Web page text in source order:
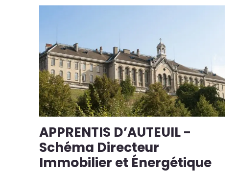
APPRENTIS D’AUTEUIL -
Schéma Directeur
Immobilier et Énergétique